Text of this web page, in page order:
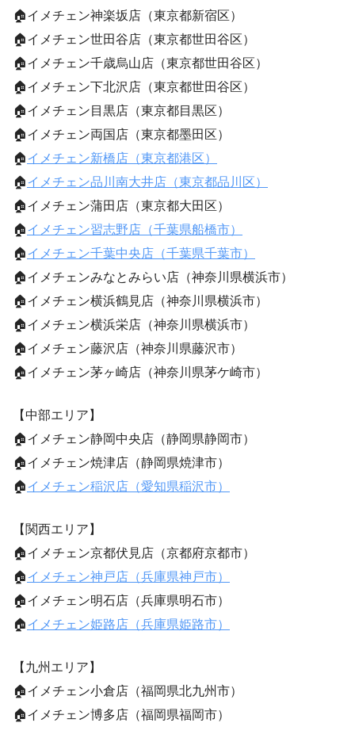
🏠イメチェン神楽坂店（東京都新宿区）
🏠イメチェン世田谷店（東京都世田谷区）
🏠イメチェン千歳烏山店（東京都世田谷区）
🏠イメチェン下北沢店（東京都世田谷区）
🏠イメチェン目黒店（東京都目黒区）
🏠イメチェン両国店（東京都墨田区）
🏠イメチェン新橋店（東京都港区）
🏠イメチェン品川南大井店（東京都品川区）
🏠イメチェン蒲田店（東京都大田区）
🏠イメチェン習志野店（千葉県船橋市）
🏠イメチェン千葉中央店（千葉県千葉市）
🏠イメチェンみなとみらい店（神奈川県横浜市）
🏠イメチェン横浜鶴見店（神奈川県横浜市）
🏠イメチェン横浜栄店（神奈川県横浜市）
🏠イメチェン藤沢店（神奈川県藤沢市）
🏠イメチェン茅ヶ崎店（神奈川県茅ケ崎市）
【中部エリア】
🏠イメチェン静岡中央店（静岡県静岡市）
🏠イメチェン焼津店（静岡県焼津市）
🏠イメチェン稲沢店（愛知県稲沢市）
【関西エリア】
🏠イメチェン京都伏見店（京都府京都市）
🏠イメチェン神戸店（兵庫県神戸市）
🏠イメチェン明石店（兵庫県明石市）
🏠イメチェン姫路店（兵庫県姫路市）
【九州エリア】
🏠イメチェン小倉店（福岡県北九州市）
🏠イメチェン博多店（福岡県福岡市）